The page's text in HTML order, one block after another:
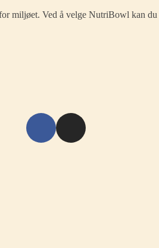
miljøet. Ved å velge NutriBowl kan